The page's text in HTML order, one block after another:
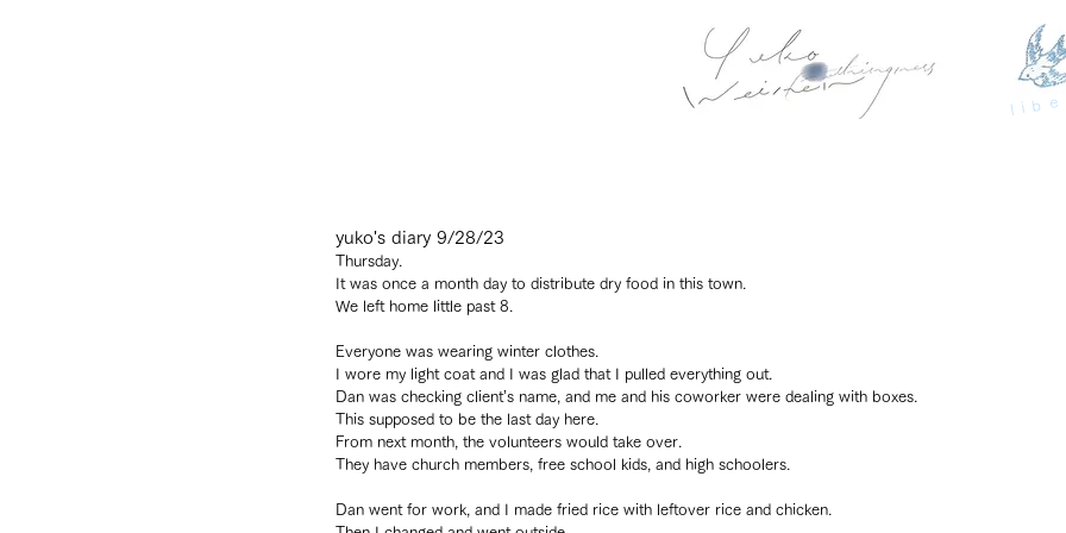
yuko's diary 9/28/23
Thursday.
It was once a month day to distribute dry food in this town.
We left home little past 8.
Everyone was wearing winter clothes.
I wore my light coat and I was glad that I pulled everything out.
Dan was checking client’s name, and me and his coworker were dealing with boxes.
This supposed to be the last day here.
From next month, the volunteers would take over.
They have church members, free school kids, and high schoolers.
Dan went for work, and I made fried rice with leftover rice and chicken.